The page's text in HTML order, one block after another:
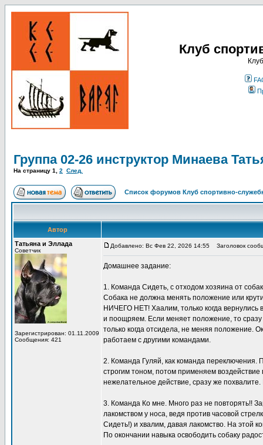
Клуб
Группа 02-26 инструктор Минаева
На страницу 1 2 След.
Список форумов Клуб спортивно-
Автор
Татьяна и Эллада
Советчик
Зарегистрирован: 01.11.2009
Сообщения: 421
Добавлено: Вс Фев 22, 2026 14:55 Заголовок
Домашнее задание:
1. Команда Сидеть, с отходом хозяина от
Собака не должна менять положение или
НИЧЕГО НЕТ! Хаалим, только когда вернулись
и поощряем. Если меняет положение, то
только когда отсидела, не меняя положение.
работаем с другими командами.
2. Команда Гуляй, как команда
строгим тоном, потом применяем воздействие
нежелательное действие, сразу же
3. Команда Ко мне. Много раз не повторять!!
лакомством у носа, ведя против часовой
Сидеть!) и хвалим, давая лакомство. На этой
По окончании навыка освободить собаку